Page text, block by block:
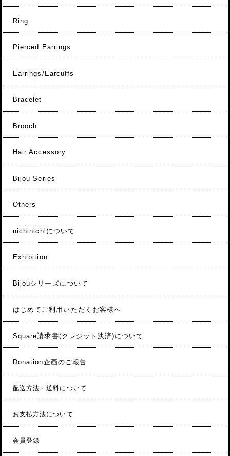
Ring
Pierced Earrings
Earrings/Earcuffs
Bracelet
Brooch
Hair Accessory
Bijou Series
Others
nichinichiについて
Exhibition
Bijouシリーズについて
はじめてご利用いただくお客様へ
Square請求書(クレジット決済)について
Donation企画のご報告
配送方法・送料について
お支払方法について
会員登録